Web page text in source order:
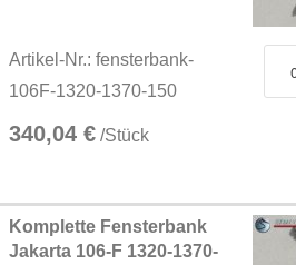
Artikel-Nr.: fensterbank-
106F-1320-1370-150
340,04 € /Stück
Komplette Fensterbank
Jakarta 106-F 1320-1370-